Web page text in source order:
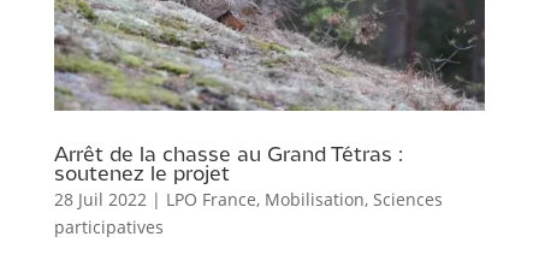
Arrêt de la chasse au Grand Tétras :
soutenez le projet
28 Juil 2022 | LPO France, Mobilisation, Sciences
participatives